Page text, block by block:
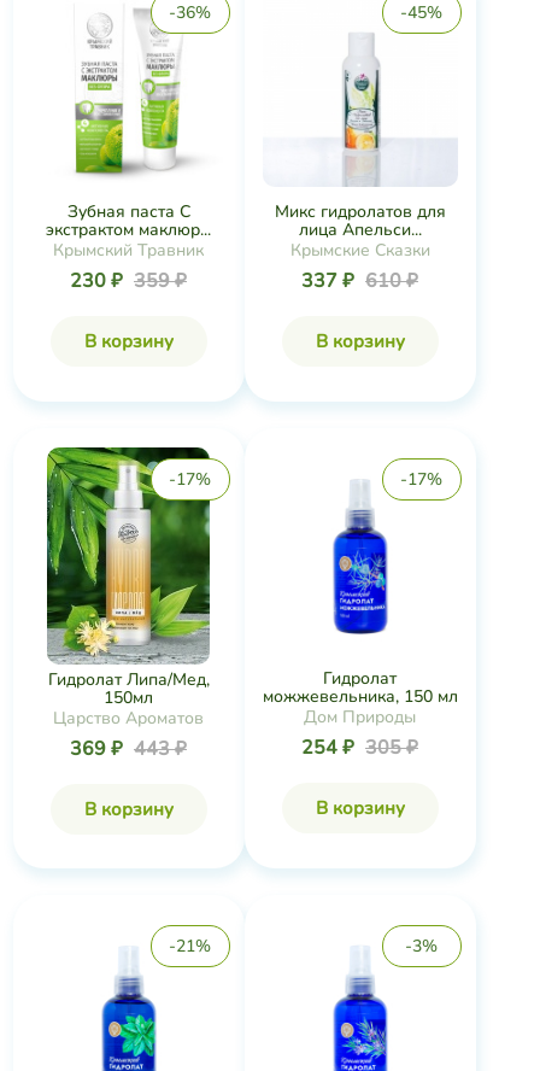
-36%
Зубная паста С
экстрактом маклюр...
Крымский Травник
230 ₽ 359 ₽
В корзину
-45%
Микс гидролатов для
лица Апельси...
Крымские Сказки
337 ₽ 610 ₽
В корзину
-17%
Гидролат Липа/Мед,
150мл
Царство Ароматов
369 ₽ 443 ₽
В корзину
-17%
Гидролат
можжевельника, 150 мл
Дом Природы
254 ₽ 305 ₽
В корзину
-21% -3%